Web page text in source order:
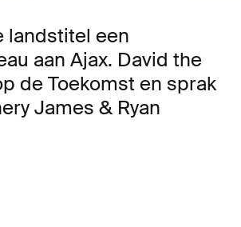
landstitel een
aan Ajax. David the
de Toekomst en sprak
James & Ryan